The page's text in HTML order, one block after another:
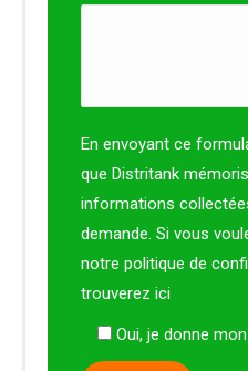
En envoyant ce
que Distritank
informations
demande. Si vous
notre politique de
trouverez ici
Oui, je donne